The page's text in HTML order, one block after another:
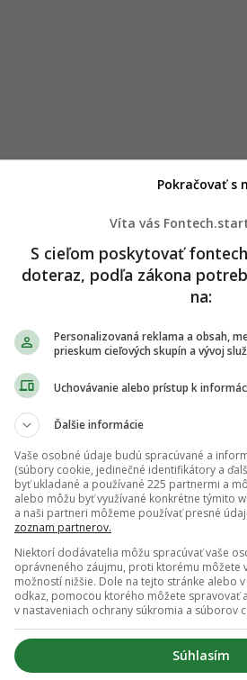
závode Mirafiori v Turíne,
autá pre zákazníkov
produkcia približne 5
ktorý vlani vyprodukoval
na úrovni 17 000 eur.
že v cene je aj 22 %
5 000 eur, čo je
mestské auto, ale
v troch verziách
dverami a
Víta vás
S cieľom poskytovať
doteraz, podľa zákona
na:
Personalizovaná reklama a obsah,
prieskum cieľových skupín a vývoj
Uchovávanie alebo prístup k
Ďalšie informácie
Vaše osobné údaje budú spracúvané a
(súbory cookie, jedinečné identifikátory a
byť ukladané a používané 225 partnermi a
alebo môžu byť využívané konkrétne týmito
a naši partneri môžeme používať presné
zoznam partnerov.
Niektorí dodávatelia môžu spracúvať vaše
oprávneného záujmu, proti ktorému môžete
možností nižšie. Dole na tejto stránke alebo
odkaz, pomocou ktorého môžete spravovať
v nastaveniach ochrany súkromia a súborov
Súhlasím
Pokračovať s